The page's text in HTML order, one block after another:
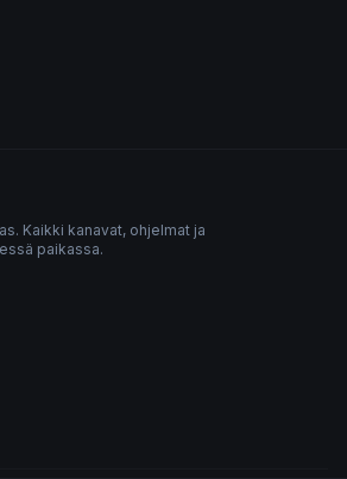
Kaikki kanavat, ohjelmat ja
paikassa.